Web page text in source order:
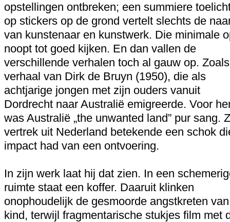
opstellingen ontbreken; een summiere
op stickers op de grond vertelt slechts de
van kunstenaar en kunstwerk. Die minimale
noopt tot goed kijken. En dan vallen de
verschillende verhalen toch al gauw op.
verhaal van Dirk de Bruyn (1950), die als
achtjarige jongen met zijn ouders vanuit
Dordrecht naar Australië emigreerde. Voor
was Australië „the unwanted land” pur sang.
vertrek uit Nederland betekende een schok
impact had van een ontvoering.
In zijn werk laat hij dat zien. In een
ruimte staat een koffer. Daaruit klinken
onophoudelijk de gesmoorde angstkreten
kind, terwijl fragmentarische stukjes film met